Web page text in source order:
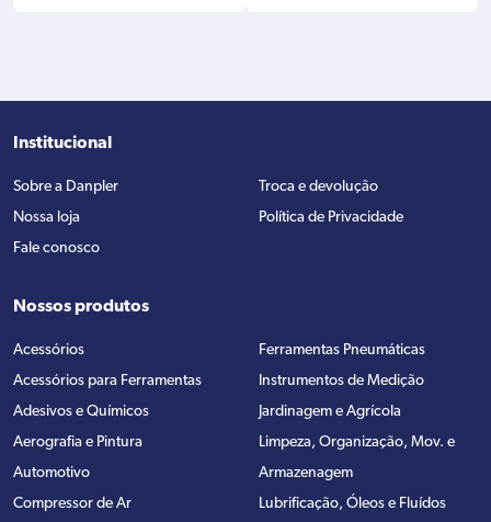
Institucional
Sobre a Danpler
Nossa loja
Fale conosco
Troca e devolução
Política de Privacidade
Nossos produtos
Acessórios
Acessórios para Ferramentas
Adesivos e Químicos
Aerografia e Pintura
Automotivo
Compressor de Ar
Ferramentas Pneumáticas
Instrumentos de Medição
Jardinagem e Agrícola
Limpeza, Organização, Mov. e
Armazenagem
Lubrificação, Óleos e Fluídos